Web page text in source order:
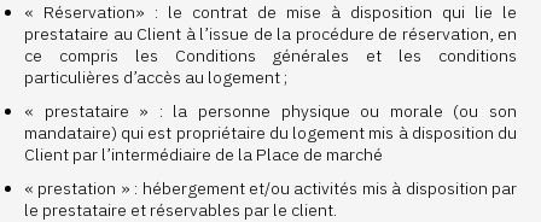
« Réservation» : le contrat de mise à disposition qui lie le
prestataire au Client à l’issue de la procédure de réservation, en
ce compris les Conditions générales et les conditions
particulières d’accès au logement ;
« prestataire » : la personne physique ou morale (ou son
mandataire) qui est propriétaire du logement mis à disposition du
Client par l’intermédiaire de la Place de marché
« prestation » : hébergement et/ou activités mis à disposition par
le prestataire et réservables par le client.